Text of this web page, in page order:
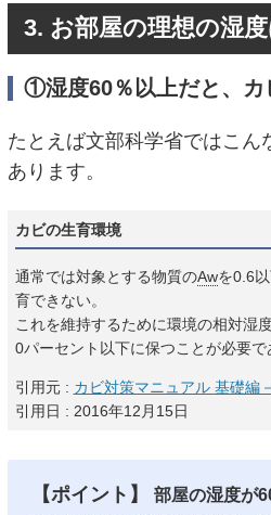
3. お部屋の理想の湿度
①湿度60％以上だと、カ
たとえば文部科学省ではこん
あります。
カビの生育環境
通常では対象とする物質のAwを0.6
育できない。
これを維持するために環境の相対湿
0パーセント以下に保つことが必要で
引用元 : カビ対策マニュアル 基礎編
引用日 : 2016年12月15日
【ポイント】 部屋の湿度が